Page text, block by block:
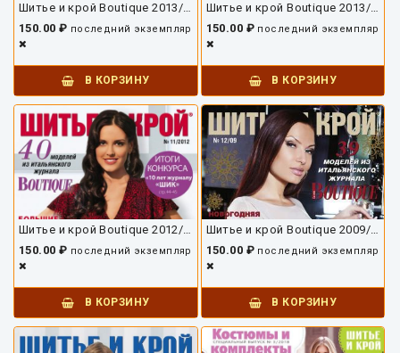
150.00 ₽ последний экземпляр
В КОРЗИНУ
150.00 ₽ последний экземпляр
В КОРЗИНУ
150.00 ₽ последний экземпляр
В КОРЗИНУ
150.00 ₽ последний экземпляр
В КОРЗИНУ